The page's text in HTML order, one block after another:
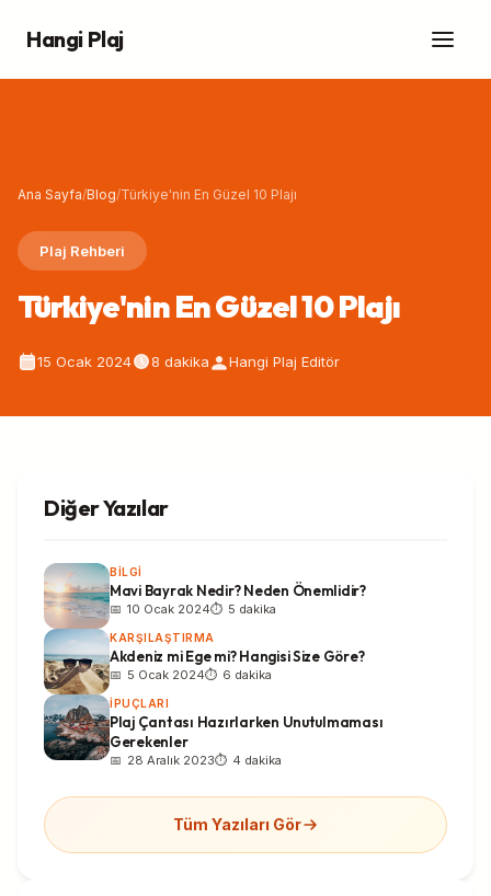
Hangi Plaj
Ana Sayfa/Blog/Türkiye'nin En Güzel 10 Plajı
Plaj Rehberi
Türkiye'nin En Güzel 10 Plajı
15 Ocak 2024 8 dakika Hangi Plaj Editör
Diğer Yazılar
BILGI
Mavi Bayrak Nedir? Neden Önemlidir?
10 Ocak 2024 5 dakika
KARŞILAŞTIRMA
Akdeniz mi Ege mi? Hangisi Size Göre?
5 Ocak 2024 6 dakika
İPUÇLARI
Plaj Çantası Hazırlarken Unutulmaması
Gerekenler
28 Aralık 2023 4 dakika
Tüm Yazıları Gör